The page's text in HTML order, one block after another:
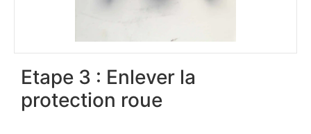
Etape 3 : Enlever la
protection roue